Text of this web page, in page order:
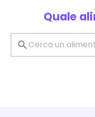
Quale